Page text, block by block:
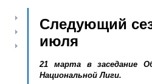
Следующий
июля
21 марта в заседание
Национальной Лиги.